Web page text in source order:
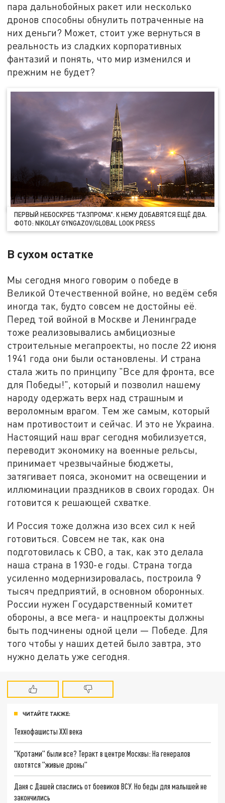
пара дальнобойных ракет или несколько
дронов способны обнулить потраченные на
них деньги? Может, стоит уже вернуться в
реальность из сладких корпоративных
фантазий и понять, что мир изменился и
прежним не будет?
ПЕРВЫЙ НЕБОСКРЕБ "ГАЗПРОМА". К НЕМУ ДОБАВЯТСЯ ЕЩЁ ДВА.
ФОТО: NIKOLAY GYNGAZOV/GLOBAL LOOK PRESS
В сухом остатке
Мы сегодня много говорим о победе в
Великой Отечественной войне, но ведём себя
иногда так, будто совсем не достойны её.
Перед той войной в Москве и Ленинграде
тоже реализовывались амбициозные
строительные мегапроекты, но после 22 июня
1941 года они были остановлены. И страна
стала жить по принципу "Все для фронта, все
для Победы!", который и позволил нашему
народу одержать верх над страшным и
вероломным врагом. Тем же самым, который
нам противостоит и сейчас. И это не Украина.
Настоящий наш враг сегодня мобилизуется,
переводит экономику на военные рельсы,
принимает чрезвычайные бюджеты,
затягивает пояса, экономит на освещении и
иллюминации праздников в своих городах. Он
готовится к решающей схватке.
И Россия тоже должна изо всех сил к ней
готовиться. Совсем не так, как она
подготовилась к СВО, а так, как это делала
наша страна в 1930-е годы. Страна тогда
усиленно модернизировалась, построила 9
тысяч предприятий, в основном оборонных.
России нужен Государственный комитет
обороны, а все мега- и нацпроекты должны
быть подчинены одной цели — Победе. Для
того чтобы у наших детей было завтра, это
нужно делать уже сегодня.
ЧИТАЙТЕ ТАКЖЕ:
Технофашисты XXI века
"Кротами" были все? Теракт в центре Москвы: На генералов
охотятся "живые дроны"
Даня с Дашей спаслись от боевиков ВСУ. Но беды для малышей не
закончились